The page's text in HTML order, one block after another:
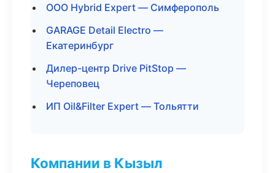
ООО Hybrid Expert — Симферополь
GARAGE Detail Electro —
Екатеринбург
Дилер-центр Drive PitStop —
Череповец
ИП Oil&Filter Expert — Тольятти
Компании в Кызыл